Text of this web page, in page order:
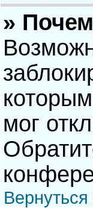
»
мог